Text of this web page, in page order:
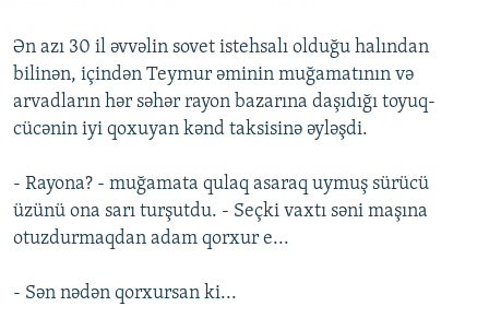
BIZIMLƏ ƏLAQƏ
XƏBƏR BÜLLETENLƏRIMIZ
Ən azı 30 il əvvəlin sovet istehsalı olduğu halından
bilinən, içindən Teymur əminin muğamatının və
arvadların hər səhər rayon bazarına daşıdığı toyuq-
cücənin iyi qoxuyan kənd taksisinə əyləşdi.
- Rayona? - muğamata qulaq asaraq uymuş sürücü
üzünü ona sarı turşutdu. - Seçki vaxtı səni maşına
otuzdurmaqdan adam qorxur e...
- Sən nədən qorxursan ki...